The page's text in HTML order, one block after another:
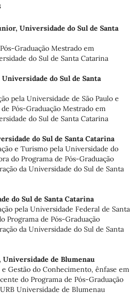
Universidade do Sul de Santa
Graduação Mestrado em
do Sul de Santa Catarina
Universidade do Sul de Santa
pela Universidade de São Paulo e
Pós-Graduação Mestrado em
do Sul de Santa Catarina
do Sul de Santa Catarina
e Turismo pela Universidade do
do Programa de Pós-Graduação
da Universidade do Sul de Santa
do Sul de Santa Catarina
pela Universidade Federal de Santa
Programa de Pós-Graduação
da Universidade do Sul de Santa
Universidade de Blumenau
Gestão do Conhecimento, ênfase em
do Programa de Pós-Graduação
Universidade de Blumenau